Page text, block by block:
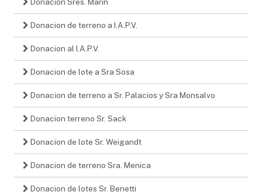
Donacion de terreno a I.A.P.V.
Donacion al I.A.P.V.
Donacion de lote a Sra Sosa
Donacion de terreno a Sr. Palacios y Sra Monsalvo
Donacion terreno Sr. Sack
Donacion de lote Sr. Weigandt
Donacion de terreno Sra. Menica
Donacion de lotes Sr. Benetti